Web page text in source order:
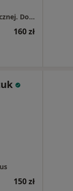
Gabinet fizjoterapii i terapii uroginekologicznej. Dominika Brzeżańska
160 zł
150 zł